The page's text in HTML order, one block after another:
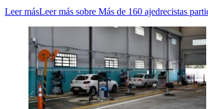
Leer másLeer más sobre Más de 160 ajedrecistas